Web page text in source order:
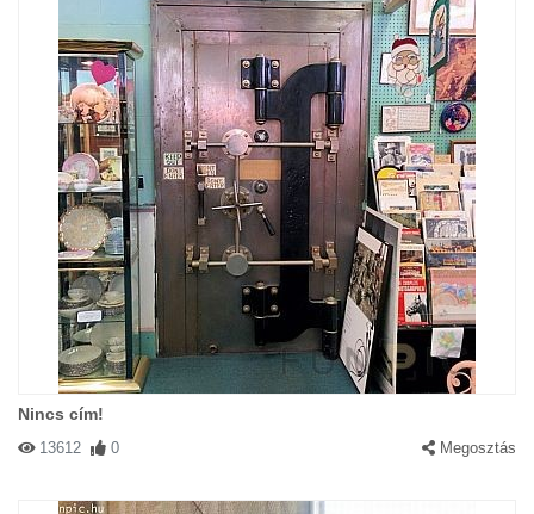
Nincs cím!
13612 0 Megosztás